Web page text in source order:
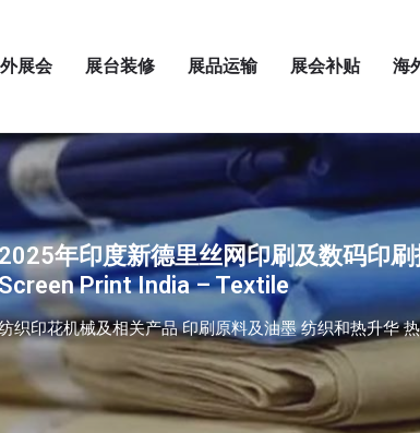
展会 展台装修 展品运输 展会补贴 海
2025年印度新德里丝网印刷及数码印
Print India – Textile
织印花机械及相关产品 印刷原料及油墨 纺织和热升华